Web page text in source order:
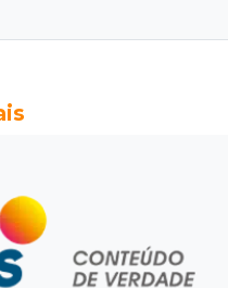
de MS cresce 17,8%
a escrita
Poesias anuncia
melhores no dia 20